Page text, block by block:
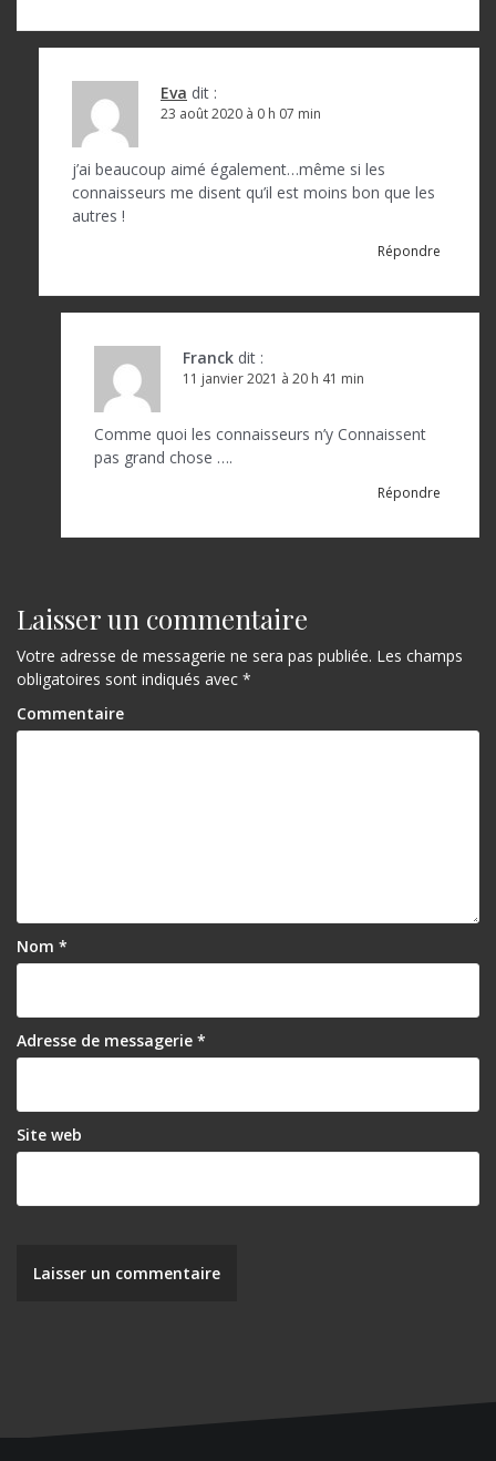
Eva dit :
23 août 2020 à 0 h 07 min
j’ai beaucoup aimé également…même si les
connaisseurs me disent qu’il est moins bon que les
autres !
Répondre
Franck dit :
11 janvier 2021 à 20 h 41 min
Comme quoi les connaisseurs n’y Connaissent
pas grand chose ….
Répondre
Laisser un commentaire
Votre adresse de messagerie ne sera pas publiée. Les champs
obligatoires sont indiqués avec *
Commentaire
Nom *
Adresse de messagerie *
Site web